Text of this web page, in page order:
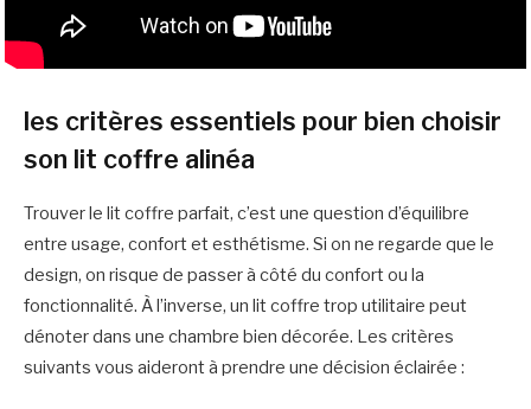
les critères essentiels pour bien choisir
son lit coffre alinéa
Trouver le lit coffre parfait, c’est une question d’équilibre
entre usage, confort et esthétisme. Si on ne regarde que le
design, on risque de passer à côté du confort ou la
fonctionnalité. À l’inverse, un lit coffre trop utilitaire peut
dénoter dans une chambre bien décorée. Les critères
suivants vous aideront à prendre une décision éclairée :